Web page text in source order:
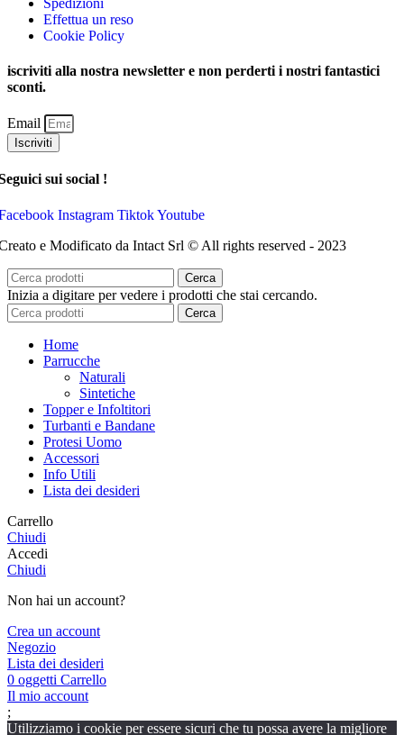
Effettua un reso
Cookie Policy
iscriviti alla nostra newsletter e non perderti i nostri fantastici
sconti.
Email
Iscriviti
sui social !
Instagram TiktokYoutube
e Modificato da Intact Srl © All rights reserved - 2023
Cerca
Inizia a digitare per vedere i prodotti che stai cercando.
Cerca
Home
Parrucche
Naturali
Sintetiche
Topper e Infoltitori
Turbanti e Bandane
Protesi Uomo
Accessori
Info Utili
Lista dei desideri
Carrello
Chiudi
Accedi
Chiudi
Non hai un account?
Crea un account
Negozio
Lista dei desideri
0 oggetti Carrello
Il mio account
;
Utilizziamo i cookie per essere sicuri che tu possa avere la migliore